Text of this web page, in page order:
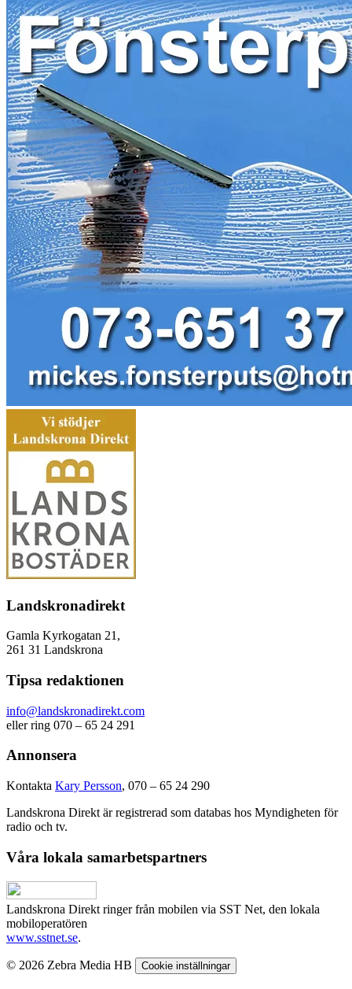
Landskronadirekt
Gamla Kyrkogatan 21,
261 31 Landskrona
Tipsa redaktionen
info@landskronadirekt.com
eller ring 070 – 65 24 291
Annonsera
Kontakta Kary Persson, 070 – 65 24 290
Landskrona Direkt är registrerad som databas hos Myndigheten för
radio och tv.
Våra lokala samarbetspartners
Landskrona Direkt ringer från mobilen via SST Net, den lokala
mobiloperatören
www.sstnet.se.
© 2026 Zebra Media HB Cookie inställningar